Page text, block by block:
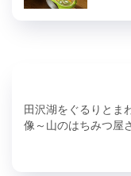
田沢湖をぐるりとま
像～山のはちみつ屋